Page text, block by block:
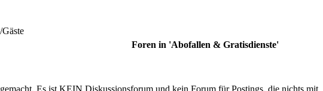
Foren in 'Abofallen & Gratisdienste'
Es ist KEIN Diskussionsforum und kein Forum für Postings, die nichts mit